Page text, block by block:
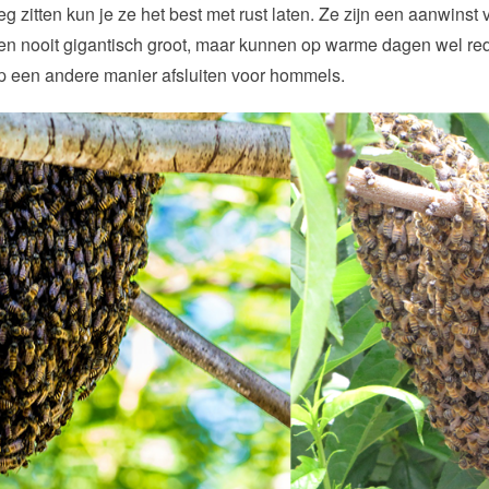
zitten kun je ze het best met rust laten. Ze zijn een
nooit gigantisch groot, maar kunnen op warme dagen wel
andere manier afsluiten voor hommels.